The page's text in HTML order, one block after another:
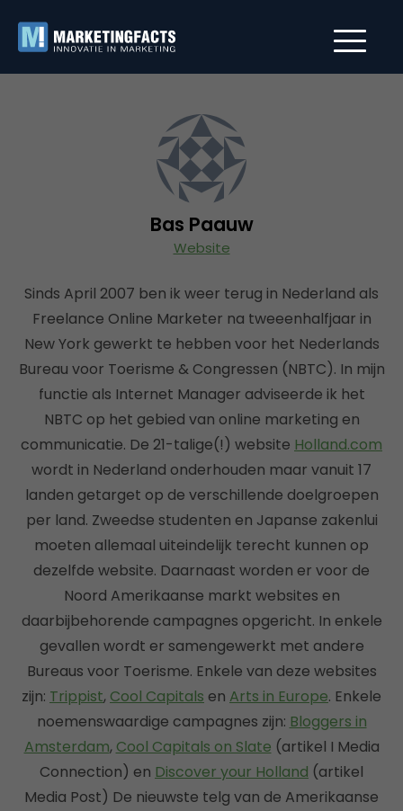
Bas Paauw
Website
Sinds April 2007 ben ik weer terug in Nederland als
Freelance Online Marketer na tweeenhalfjaar in
New York gewerkt te hebben voor het Nederlands
Bureau voor Toerisme & Congressen (NBTC). In mijn
functie als Internet Manager adviseerde ik het
NBTC op het gebied van online marketing en
communicatie. De 21-talige(!) website Holland.com
wordt in Nederland onderhouden maar vanuit 17
landen getarget op de verschillende doelgroepen
per land. Zweedse studenten en Japanse zakenlui
moeten allemaal uiteindelijk terecht kunnen op
dezelfde website. Daarnaast worden er voor de
Noord Amerikaanse markt websites en
daarbijbehorende campagnes opgericht. In enkele
gevallen wordt er samengewerkt met andere
Bureaus voor Toerisme. Enkele van deze websites
zijn: Trippist, Cool Capitals en Arts in Europe. Enkele
noemenswaardige campagnes zijn: Bloggers in
Amsterdam, Cool Capitals on Slate (artikel I Media
Connection) en Discover your Holland (artikel
Media Post) De nieuwste telg van de Amerikaanse